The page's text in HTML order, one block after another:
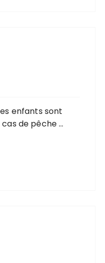
enfants sont
de pêche …